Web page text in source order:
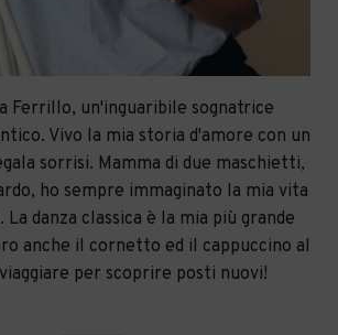
Ferrillo, un'inguaribile sognatrice
Vivo la mia storia d'amore con un
sorrisi. Mamma di due maschietti,
ho sempre immaginato la mia vita
La danza classica è la mia più grande
anche il cornetto ed il cappuccino al
per scoprire posti nuovi!